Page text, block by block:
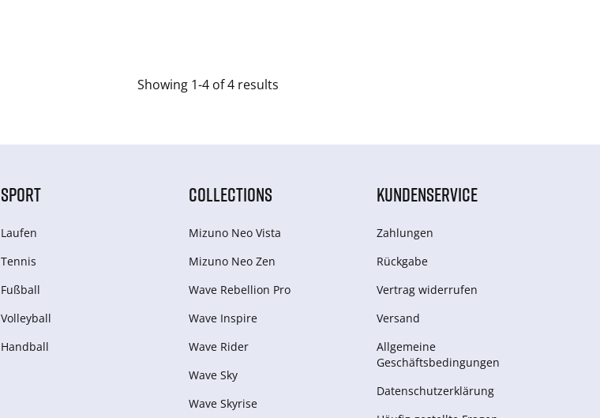
Showing 1-4 of 4 results
SPORT
Laufen
Tennis
Fußball
Volleyball
Handball
COLLECTIONS
Mizuno Neo Vista
Mizuno Neo Zen
Wave Rebellion Pro
Wave Inspire
Wave Rider
Wave Sky
Wave Skyrise
KUNDENSERVICE
Zahlungen
Rückgabe
Vertrag widerrufen
Versand
Allgemeine
Geschäftsbedingungen
Datenschutzerklärung